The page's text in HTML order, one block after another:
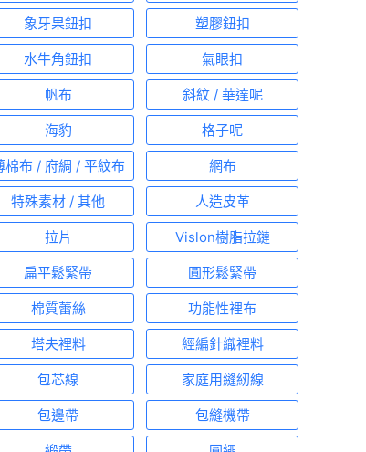
象牙果鈕扣 塑膠鈕扣
水牛角鈕扣 氣眼扣
帆布 斜紋 / 華達呢
海豹 格子呢
棉布 / 府綢 / 平紋布 網布
特殊素材 / 其他 人造皮革
拉片 Vislon樹脂拉鏈
扁平鬆緊帶 圓形鬆緊帶
棉質蕾絲 功能性裡布
塔夫裡料 經編針織裡料
包芯線 家庭用縫紉線
包邊帶 包縫機帶